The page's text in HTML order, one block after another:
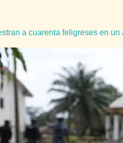
a cuarenta feligreses en